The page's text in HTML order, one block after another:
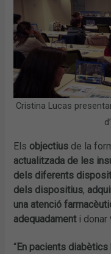
Cristina Lucas
Els objectius de la
actualitzada de les
dels diferents
dels dispositius,
una atenció
adequadamenti donar
“ En pacients